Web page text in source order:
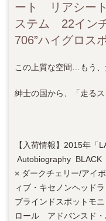
ート リアシー
ステム 22イン
706”ハイグロス
この上質な空間…もう、
紳士の国から、「走る
【入荷情報】2015年
Autobiography
× ダークチェリー/アイ
ィブ・キセノンヘッド
ブラインドスポットモ
ロール アドバンスド